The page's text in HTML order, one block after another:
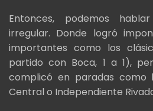
Entonces, podemos
irregular. Donde logró
importantes como los
partido con Boca, 1 a 1),
complicó en paradas como
Central o Independiente